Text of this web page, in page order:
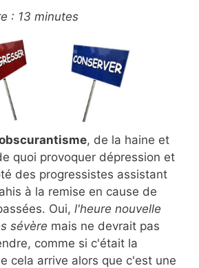
: 13 minutes
, de la haine et
quoi provoquer dépression et
des progressistes assistant
à la remise en cause de
Oui, l'heure nouvelle
sévère mais ne devrait pas
comme si c'était la
cela arrive alors que c'est une